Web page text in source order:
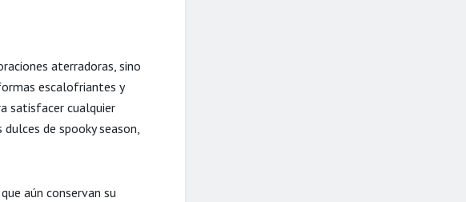
aterradoras, sino
escalofriantes y
satisfacer cualquier
de spooky season,
aún conservan su